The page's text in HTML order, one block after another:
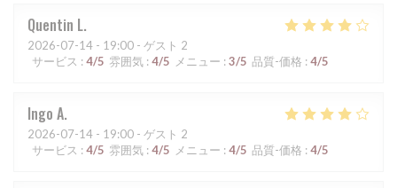
Quentin L
2026-07-14 - 19:00 - ゲスト 2
サービス : 4/5 雰囲気 : 4/5 メニュー : 3/5 品質-価格 : 4/5
Ingo A
2026-07-14 - 19:00 - ゲスト 2
サービス : 4/5 雰囲気 : 4/5 メニュー : 4/5 品質-価格 : 4/5